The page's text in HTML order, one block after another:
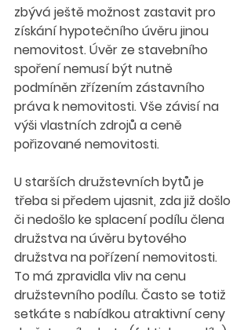
zbývá ještě možnost zastavit pro
získání hypotečního úvěru jinou
nemovitost. Úvěr ze stavebního
spoření nemusí být nutně
podmíněn zřízením zástavního
práva k nemovitosti. Vše závisí na
výši vlastních zdrojů a ceně
pořizované nemovitosti.
U starších družstevních bytů je
třeba si předem ujasnit, zda již došlo
či nedošlo ke splacení podílu člena
družstva na úvěru bytového
družstva na pořízení nemovitosti.
To má zpravidla vliv na cenu
družstevního podílu. Často se totiž
setkáte s nabídkou atraktivní ceny